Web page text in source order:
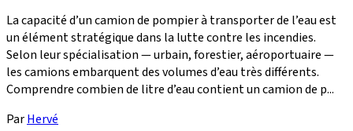
La capacité d’un camion de pompier à transporter de l’eau est
un élément stratégique dans la lutte contre les incendies.
Selon leur spécialisation — urbain, forestier, aéroportuaire —
les camions embarquent des volumes d’eau très différents.
Comprendre combien de litre d’eau contient un camion de p...
ParHervé